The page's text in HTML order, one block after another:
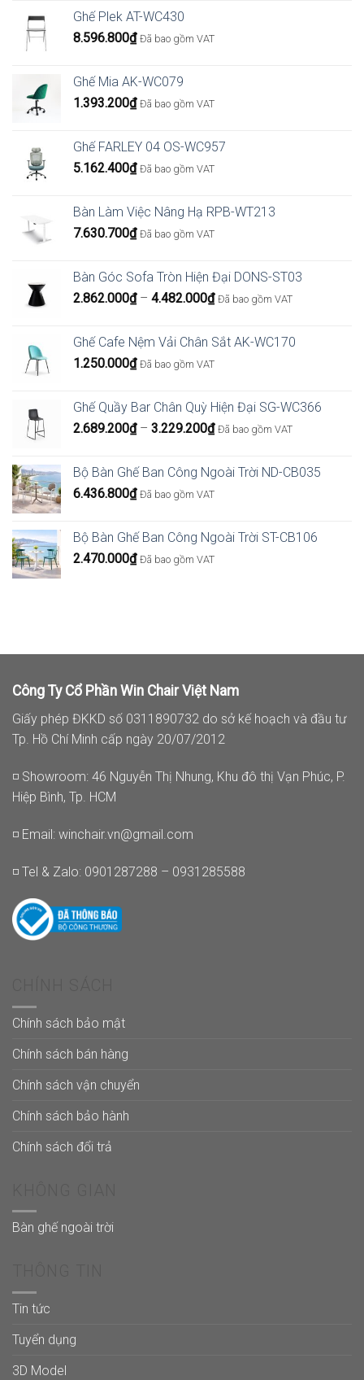
Ghế Plek AT-WC430
8.596.800₫ Đã bao gồm VAT
Ghế Mia AK-WC079
1.393.200₫ Đã bao gồm VAT
Ghế FARLEY 04 OS-WC957
5.162.400₫ Đã bao gồm VAT
Bàn Làm Việc Nâng Hạ RPB-WT213
7.630.700₫ Đã bao gồm VAT
Bàn Góc Sofa Tròn Hiện Đại DONS-ST03
2.862.000₫ – 4.482.000₫Khoảng
2.862.000₫
đến
Đã bao gồm VAT
Ghế Cafe Nệm Vải Chân Sắt AK-WC170
1.250.000₫ Đã bao gồm VAT
Ghế Quầy Bar Chân Quỳ Hiện Đại SG-WC366
2.689.200₫ – 3.229.200₫Khoảng
2.689.200₫
đến
Đã bao gồm VAT
Bộ Bàn Ghế Ban Công Ngoài Trời ND-CB035
6.436.800₫ Đã bao gồm VAT
Bộ Bàn Ghế Ban Công Ngoài Trời ST-CB106
2.470.000₫ Đã bao gồm VAT
Công Ty Cổ Phần Win Chair Việt Nam
Giấy phép ĐKKD số 0311890732 do sở kế hoạch và đầu tư
Tp. Hồ Chí Minh cấp ngày 20/07/2012
◽ Showroom: 46 Nguyễn Thị Nhung, Khu đô thị Vạn Phúc, P.
Hiệp Bình, Tp. HCM
◽ Email: winchair.vn@gmail.com
◽ Tel & Zalo: 0901287288 – 0931285588
Chính sách bảo mật
Chính sách bán hàng
Chính sách vận chuyển
Chính sách bảo hành
Chính sách đổi trả
Bàn ghế ngoài trời
Tin tức
Tuyển dụng
3D Model